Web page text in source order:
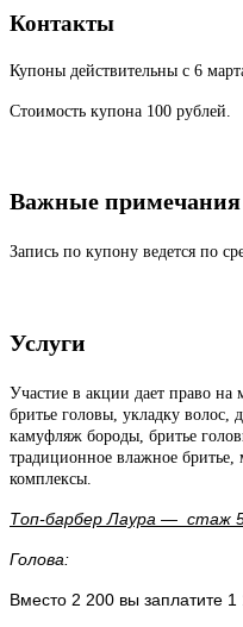
Контакты
Купоны действительны с 6
Стоимость купона 100 рублей.
Важные примечания
Запись по купону ведется по
Услуги
Участие в акции дает право
бритье головы, укладку волос,
камуфляж бороды, бритье
традиционное влажное бритье,
комплексы.
Топ-барбер Лаура — стаж 5
Голова:
Вместо 2 200 вы заплатите 1